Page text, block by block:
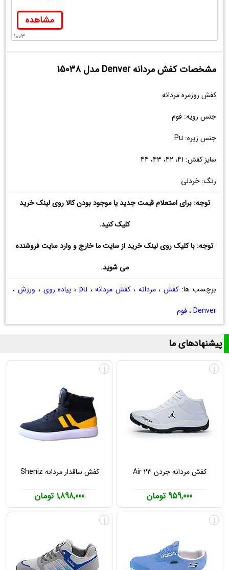
مشاهده
1003
مشخصات کفش مردانه Denver مدل 15038
کفش روزمره مردانه
جنس رویه: فوم
جنس زیره: Pu
سایز کفش: 41، 42، 43، 44
رنگ: خردلی
توجه: برای استعلام قیمت جدید یا موجود بودن کالا روی لینک خرید
کلیک کنید.
توجه: با کلیک روی لینک خرید از سایت ما خارج و وارد سایت فروشنده
می شوید.
برچسب ها: کفش،مردانه ، کفش مردانه، pu ، پیاده روی ، ورزش،
Denver،فوم
پیشنهادهای ما
کفش مردانه جردن Air 23
959,000 تومان
i
کفش ساقدار مردانه Sheniz
1,898,000 تومان
i
i
i